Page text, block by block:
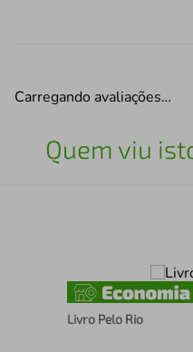
Carregando avaliações…
Quem viu
Livro Pelo Rio